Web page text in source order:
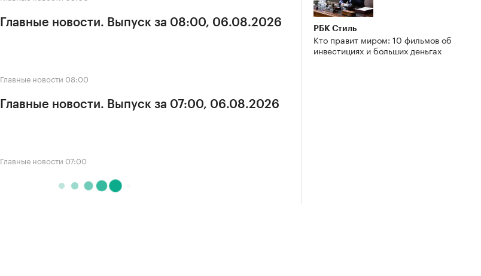
Главные новости. Выпуск за 08:00, 06.08.2026
Главные новости 08:00
Главные новости. Выпуск за 07:00, 06.08.2026
Главные новости 07:00
РБК Стиль
Кто правит миром: 10 фильмов об
инвестициях и больших деньгах